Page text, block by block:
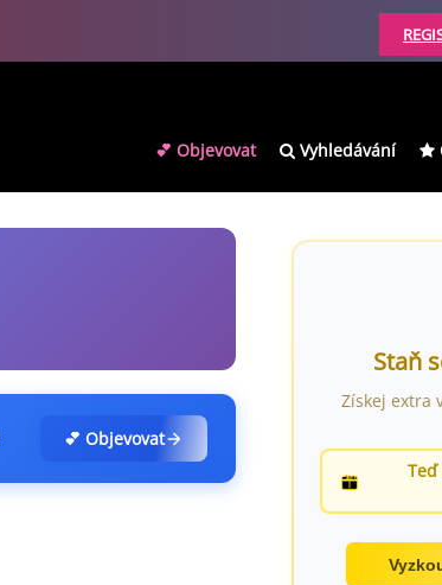
💕 Objevovat Vyhledávání
💕 Objevovat
Staň
Získej extra
Teď